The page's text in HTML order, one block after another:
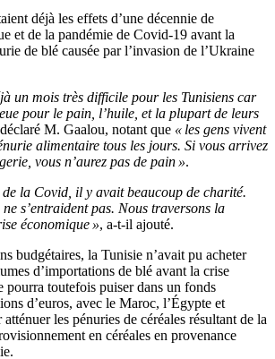
déjà les effets d’une décennie de
et de la pandémie de Covid-19 avant la
de blé causée par l’invasion de l’Ukraine
un mois très difficile pour les Tunisiens car
pour le pain, l’huile, et la plupart de leurs
M. Gaalou, notant que « les gens vivent
alimentaire tous les jours. Si vous arrivez
vous n’aurez pas de pain ».
la Covid, il y avait beaucoup de charité.
ne s’entraident pas. Nous traversons la
économique », a-t-il ajouté.
budgétaires, la Tunisie n’avait pu acheter
d’importations de blé avant la crise
pourra toutefois puiser dans un fonds
d’euros, avec le Maroc, l’Égypte et
les pénuries de céréales résultant de la
en céréales en provenance